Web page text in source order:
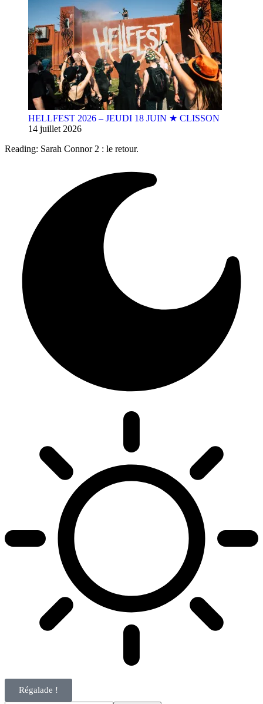
HELLFEST 2026 – JEUDI 18 JUIN ★ CLISSON
14 juillet 2026
Reading: Sarah Connor 2 : le retour.
Régalade !